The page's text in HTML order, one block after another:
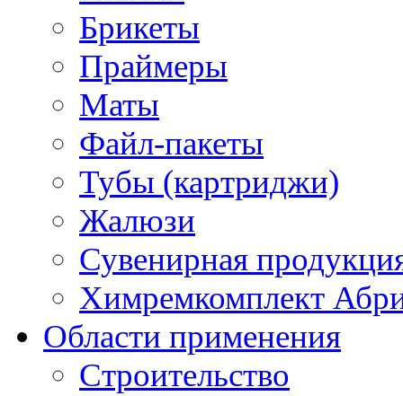
Брикеты
Праймеры
Маты
Файл-пакеты
Тубы (картриджи)
Жалюзи
Сувенирная
Химремкомплект
Области применения
Строительство